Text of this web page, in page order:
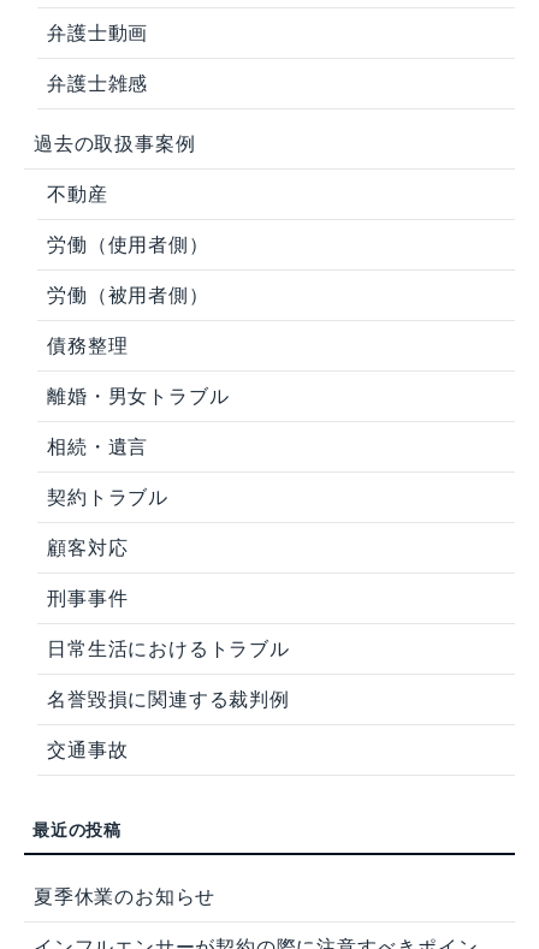
弁護士動画
弁護士雑感
過去の取扱事案例
不動産
労働（使用者側）
労働（被用者側）
債務整理
離婚・男女トラブル
相続・遺言
契約トラブル
顧客対応
刑事事件
日常生活におけるトラブル
名誉毀損に関連する裁判例
交通事故
夏季休業のお知らせ